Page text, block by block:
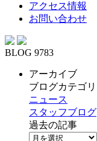
アクセス情報
お問い合わせ
BLOG 9783
アーカイブ
ブログカテゴリ
ニュース
スタッフブログ
過去の記事